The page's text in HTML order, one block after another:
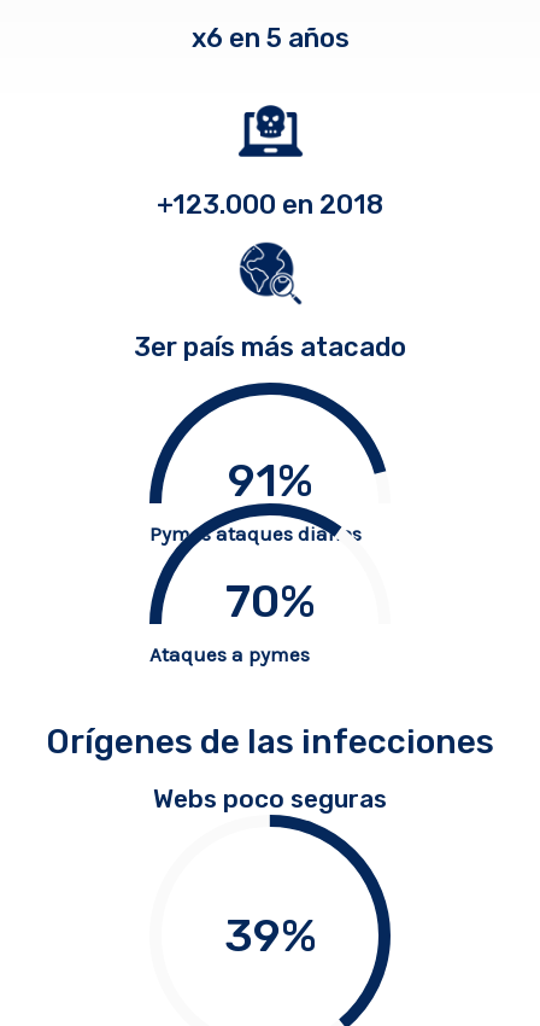
x6 en 5 años
+123.000 en 2018
3er país más atacado
91%
Pymes ataques diarios
70%
Ataques a pymes
Orígenes de las infecciones
Webs poco seguras
39%